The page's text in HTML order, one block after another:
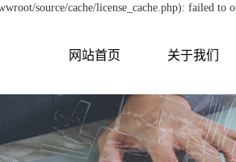
source/cache/license_cache.php): failed
网站首页 关于我们